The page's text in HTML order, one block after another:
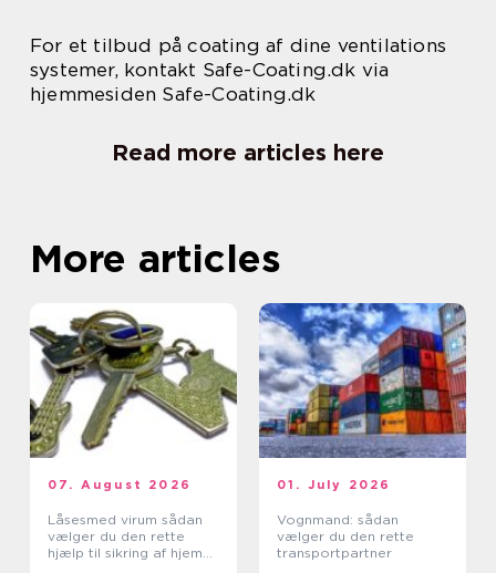
For et tilbud på coating af dine ventilations
systemer, kontakt Safe-Coating.dk via
hjemmesiden Safe-Coating.dk
Read more articles here
More articles
07. August 2026
Låsesmed virum sådan
vælger du den rette
hjælp til sikring af hjem
01. July 2026
Vognmand: sådan
vælger du den rette
transportpartner